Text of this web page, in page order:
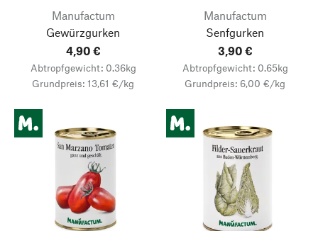
Manufactum
Gewürzgurken
4,90 €
Abtropfgewicht: 0.36kg
Grundpreis: 13,61 €/kg
Manufactum
Senfgurken
3,90 €
Abtropfgewicht: 0.65kg
Grundpreis: 6,00 €/kg